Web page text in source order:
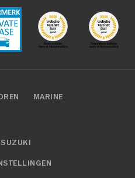
MARINE
SUZUKI